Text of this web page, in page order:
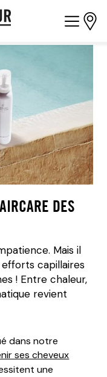
DES
Mais il
capillaires
! Entre chaleur,
revient
dans notre
ses cheveux
une